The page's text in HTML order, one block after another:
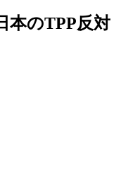
本のTPP反対